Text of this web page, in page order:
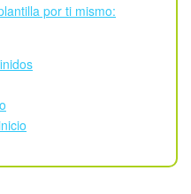
por ti mismo: